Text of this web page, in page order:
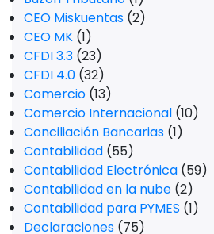
CEO Miskuentas (2)
CEO MK (1)
CFDI 3.3 (23)
CFDI 4.0 (32)
Comercio (13)
Comercio Internacional (10)
Conciliación Bancarias (1)
Contabilidad (55)
Contabilidad Electrónica (59)
Contabilidad en la nube (2)
Contabilidad para PYMES (1)
Declaraciones (75)